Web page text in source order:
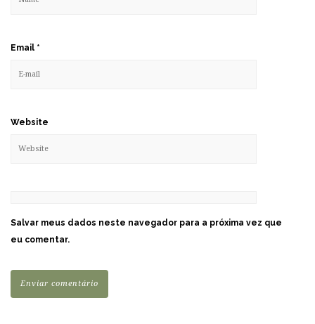
Email *
Website
Salvar meus dados neste navegador para a próxima vez que
eu comentar.